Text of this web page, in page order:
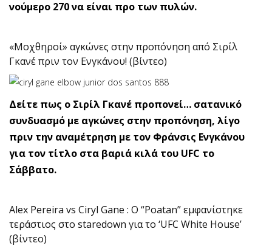
νούμερο 270 να είναι προ των πυλών.
«Μοχθηροί» αγκώνες στην προπόνηση από Σιρίλ
Γκανέ πριν τον Ενγκάνου! (βίντεο)
Δείτε πως ο Σιρίλ Γκανέ προπονεί… σατανικό
συνδυασμό με αγκώνες στην προπόνηση, λίγο
πριν την αναμέτρηση με τον Φράνσις Ενγκάνου
για τον τίτλο στα βαριά κιλά του UFC το
Σάββατο.
Alex Pereira vs Ciryl Gane : Ο “Poatan” εμφανίστηκε
τεράστιος στο staredown για το ‘UFC White House’
(βίντεο)